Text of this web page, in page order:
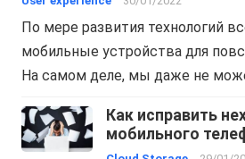
По мере развития технологий
мобильные устройства для
На самом деле, мы даже не
Как исправить
мобильного